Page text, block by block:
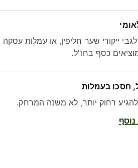
ייקורי שער חליפין, או עמלות עסקה
כסף בחו"ל.
בעמלות
רחוק יותר, לא משנה המרחק.